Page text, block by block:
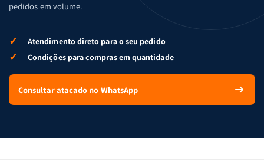
pedidos em volume.
✓ Atendimento direto para o seu pedido
✓ Condições para compras em quantidade
Consultar atacado no WhatsApp